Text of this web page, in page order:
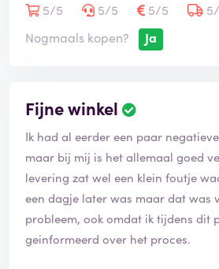
5/5
5/5 5/5
Nogmaals kopen?
Ja
Fijne winkel
Ik had al eerder een paar
maar bij mij is het allemaal goed
levering zat wel een klein foutje
een dagje later was maar dat was
probleem, ook omdat ik tijdens dit
geinformeerd over het proces.